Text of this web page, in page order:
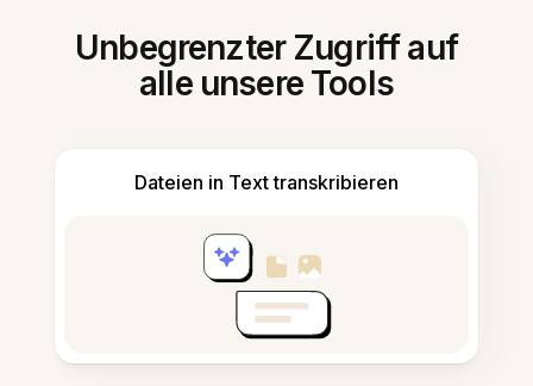
Unbegrenzter Zugriff auf
alle unsere Tools
Dateien in Text transkribieren